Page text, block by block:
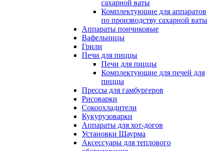
сахарной ваты
Комплектующие для аппаратов
по производству сахарной ваты
Аппараты пончиковые
Вафельницы
Грили
Печи для пиццы
Печи для пиццы
Комплектующие для печей для
пиццы
Прессы для гамбургеров
Рисоварки
Сокоохладители
Кукурузоварки
Аппараты для хот-догов
Установки Шаурма
Аксессуары для теплового